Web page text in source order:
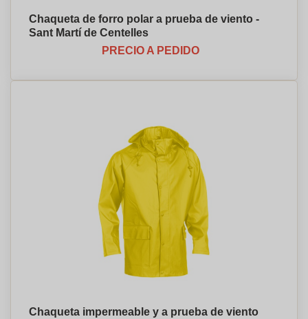
Chaqueta de forro polar a prueba de viento -
Sant Martí de Centelles
PRECIO A PEDIDO
Chaqueta impermeable y a prueba de viento